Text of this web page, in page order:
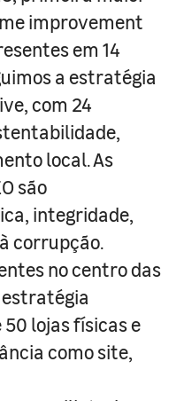
improvement
em 14
a estratégia
com 24
local. As
são
integridade,
corrupção.
no centro das
estratégia
lojas físicas e
como site,